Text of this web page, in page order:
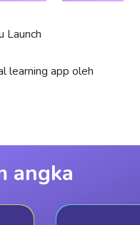
Launch
learning app oleh
angka